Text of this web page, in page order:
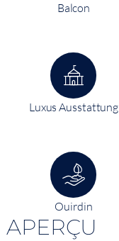
Balcon
Luxus Ausstattung
Ouirdin
APERÇU